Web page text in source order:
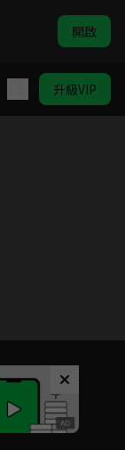
開啟
升級VIP